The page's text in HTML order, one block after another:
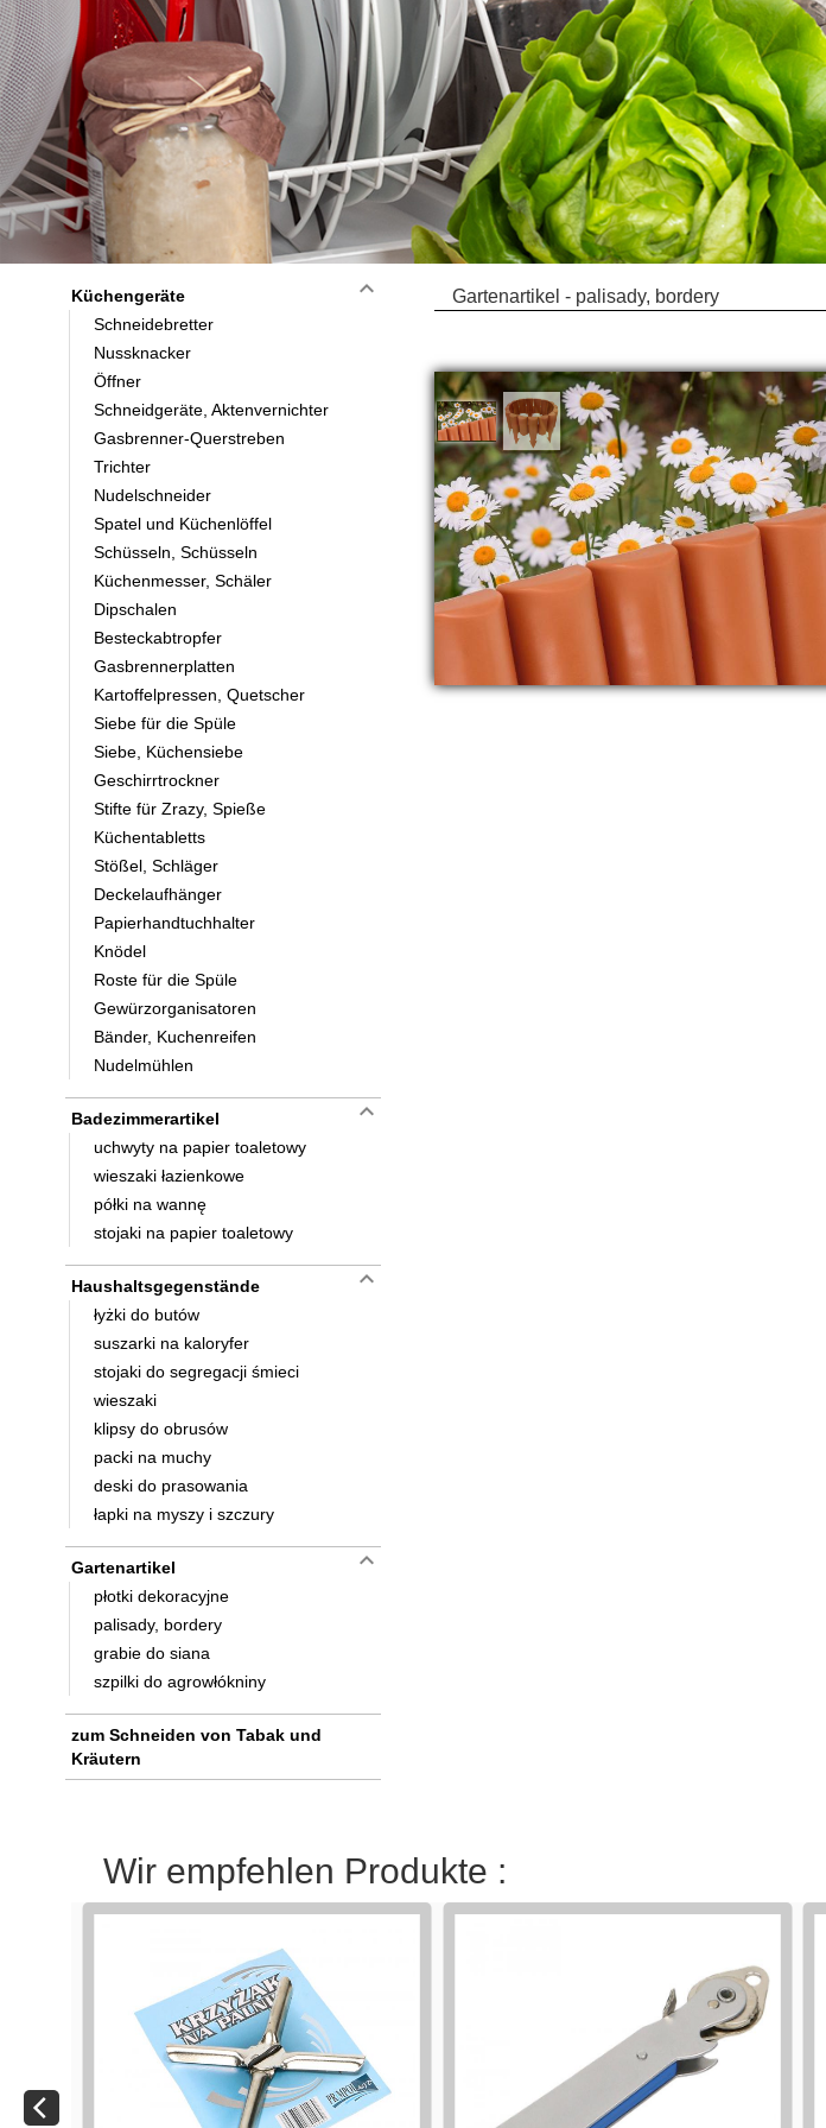
Küchengeräte keyboard_arrow_down
Schneidebretter
Nussknacker
Öffner
Schneidgeräte, Aktenvernichter
Gasbrenner-Querstreben
Trichter
Nudelschneider
Spatel und Küchenlöffel
Schüsseln, Schüsseln
Küchenmesser, Schäler
Dipschalen
Besteckabtropfer
Gasbrennerplatten
Kartoffelpressen, Quetscher
Siebe für die Spüle
Siebe, Küchensiebe
Geschirrtrockner
Stifte für Zrazy, Spieße
Küchentabletts
Stößel, Schläger
Deckelaufhänger
Papierhandtuchhalter
Knödel
Roste für die Spüle
Gewürzorganisatoren
Bänder, Kuchenreifen
Nudelmühlen
Badezimmerartikel keyboard_arrow_down
uchwyty na papier toaletowy
wieszaki łazienkowe
półki na wannę
stojaki na papier toaletowy
Haushaltsgegenstände keyboard_arrow_down
łyżki do butów
suszarki na kaloryfer
stojaki do segregacji śmieci
wieszaki
klipsy do obrusów
packi na muchy
deski do prasowania
łapki na myszy i szczury
Gartenartikel keyboard_arrow_down
płotki dekoracyjne
palisady, bordery
grabie do siana
szpilki do agrowłókniny
zum Schneiden von Tabak und
Kräutern
Gartenartikel - palisady, bordery
Wir empfehlen Produkte :